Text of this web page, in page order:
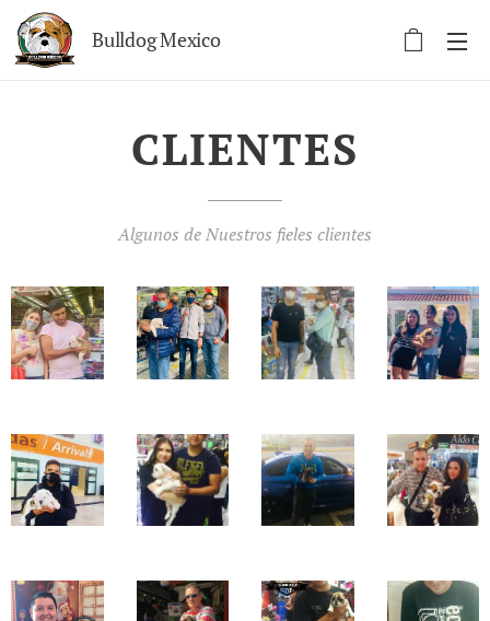
Bulldog Mexico
CLIENTES
Algunos de Nuestros fieles clientes